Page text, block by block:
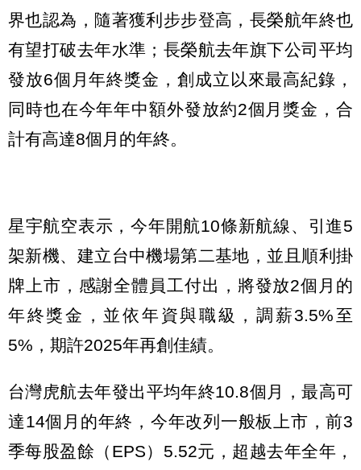
界也認為，隨著獲利步步登高，長榮航年終也
有望打破去年水準；長榮航去年旗下公司平均
發放6個月年終獎金，創成立以來最高紀錄，
同時也在今年年中額外發放約2個月獎金，合
計有高達8個月的年終。
星宇航空表示，今年開航10條新航線、引進5
架新機、建立台中機場第二基地，並且順利掛
牌上市，感謝全體員工付出，將發放2個月的
年終獎金，並依年資與職級，調薪3.5%至
5%，期許2025年再創佳績。
台灣虎航去年發出平均年終10.8個月，最高可
達14個月的年終，今年改列一般板上市，前3
季每股盈餘（EPS）5.52元，超越去年全年，